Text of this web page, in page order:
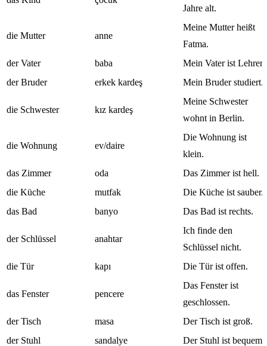
Jahre alt.
die Mutter anne
Meine Mutter heißt
Fatma.
der Vater
baba
Mein Vater ist Lehrer.
der Bruder
erkek kardeş Mein Bruder studiert.
die Schwester kız kardeş
Meine Schwester
wohnt in Berlin.
die Wohnung ev/daire
Die Wohnung ist
klein.
das Zimmer
oda
Das Zimmer ist hell.
die Küche
mutfak
Die Küche ist sauber.
das Bad
banyo Das Bad ist rechts.
der Schlüssel anahtar
Ich finde den
Schlüssel nicht.
die Tür
kapı Die Tür ist offen.
das Fenster pencere
Das Fenster ist
geschlossen.
der Tisch
masa
Der Tisch ist groß.
der Stuhl
sandalye
Der Stuhl ist bequem.